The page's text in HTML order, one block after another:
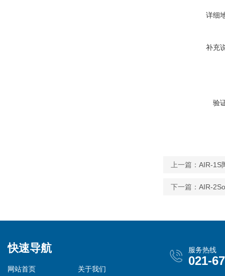
详细
补充
验
上一篇： AIR-1S
下一篇： AIR-
快速导航
网站首页 关于我们
服务热线
021-